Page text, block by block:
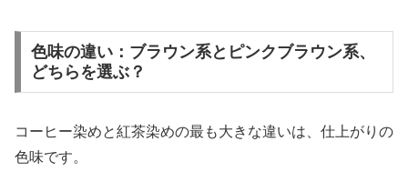
色味の違い：ブラウン系とピンクブラウン系、
どちらを選ぶ？
コーヒー染めと紅茶染めの最も大きな違いは、仕上がりの
色味です。